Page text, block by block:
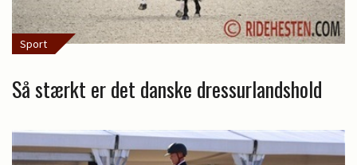
Sport
Så stærkt er det danske dressurlandshold